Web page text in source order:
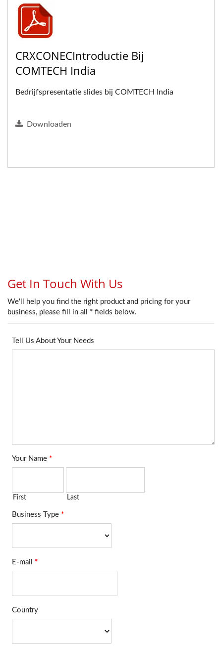
CRXCONECIntroductie Bij
COMTECH India
Bedrijfspresentatie slides bij COMTECH India
Downloaden